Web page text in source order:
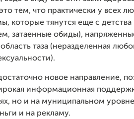
тем, что практически у всех
которые тянутся еще с детства
затаенные обиды),
таза (неразделенная
новое направление,
информационная
но и на муниципальном
и на рекламу.